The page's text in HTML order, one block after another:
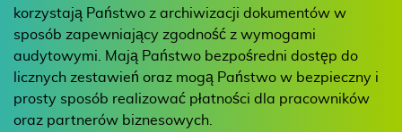
korzystają Państwo z archiwizacji dokumentów w
sposób zapewniający zgodność z wymogami
audytowymi. Mają Państwo bezpośredni dostęp do
licznych zestawień oraz mogą Państwo w bezpieczny i
prosty sposób realizować płatności dla pracowników
oraz partnerów biznesowych.